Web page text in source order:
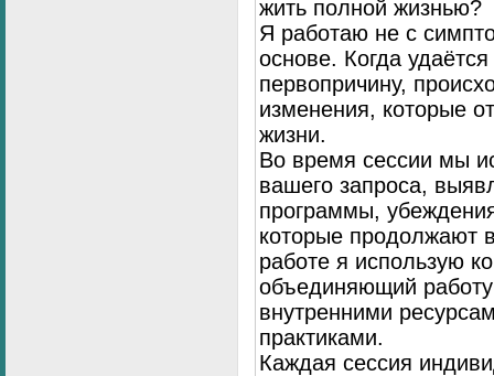
жить полной жизнью?
Я работаю не с
основе. Когда
первопричину,
изменения, которые
жизни.
Во время сессии мы
вашего запроса,
программы,
которые продолжают
работе я использую
объединяющий
внутренними
практиками.
Каждая сессия